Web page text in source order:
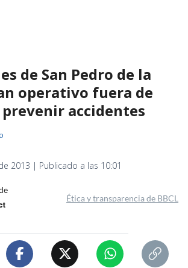
de San Pedro de la
operativo fuera de
accidentes
2013 | Publicado a las 10:01
Ética y transparencia de BBCL